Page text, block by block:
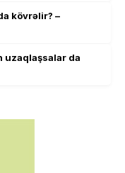
kövrəlir? –
uzaqlaşsalar da